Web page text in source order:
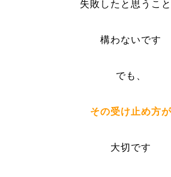
失敗したと思うこ
構わないです
でも、
その受け止め方が
大切です